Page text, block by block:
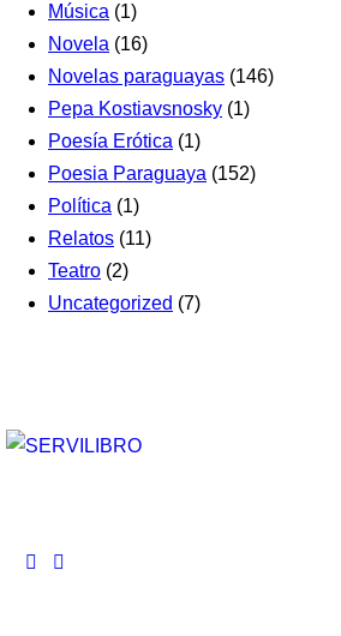
Música (1)
Novela (16)
Novelas paraguayas (146)
Pepa Kostiavsnosky (1)
Poesía Erótica (1)
Poesia Paraguaya (152)
Política (1)
Relatos (11)
Teatro (2)
Uncategorized (7)